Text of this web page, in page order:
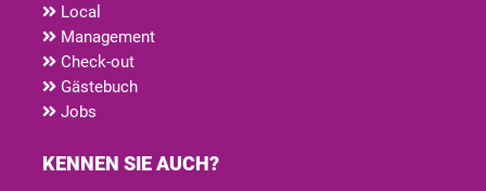
Local
Management
Check-out
Gästebuch
Jobs
KENNEN SIE AUCH?